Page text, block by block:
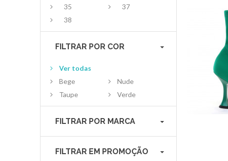
35
37
38
FILTRAR POR COR
Ver todas
Bege
Nude
Taupe
Verde
FILTRAR POR MARCA
FILTRAR EM PROMOÇÃO